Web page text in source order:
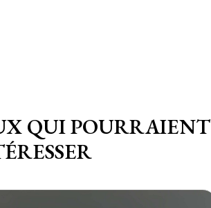
QUI POURRAIENT